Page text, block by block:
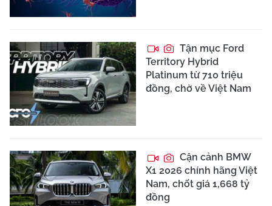
Tận mục Ford
Territory Hybrid
Platinum từ 710 triệu
đồng, chờ về Việt Nam
Cận cảnh BMW
X1 2026 chính hãng Việt
Nam, chốt giá 1,668 tỷ
đồng